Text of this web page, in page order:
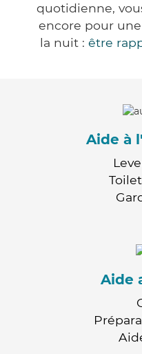
quotidienne,
encore pour
la nuit : être
Aide à
Aide